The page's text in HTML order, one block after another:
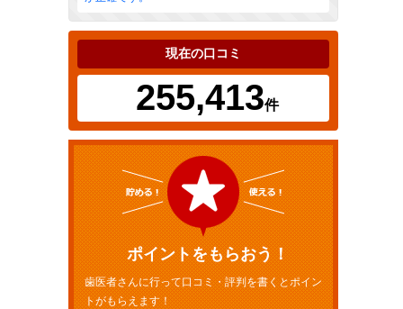
現在の口コミ
255,413件
ポイントをもらおう！
歯医者さんに行って口コミ・評判を書くとポイン
トがもらえます！